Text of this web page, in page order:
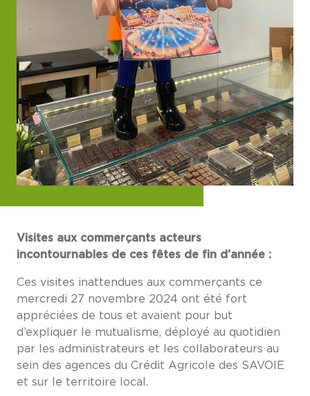
Visites aux commerçants acteurs
incontournables de ces fêtes de fin d’année :
Ces visites inattendues aux commerçants ce
mercredi 27 novembre 2024 ont été fort
appréciées de tous et avaient pour but
d’expliquer le mutualisme, déployé au quotidien
par les administrateurs et les collaborateurs au
sein des agences du Crédit Agricole des SAVOIE
et sur le territoire local.